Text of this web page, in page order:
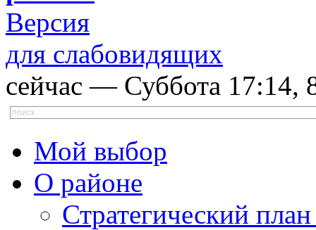
Версия
для слабовидящих
сейчас — Суббота 17:14,
Мой выбор
О районе
Стратегический